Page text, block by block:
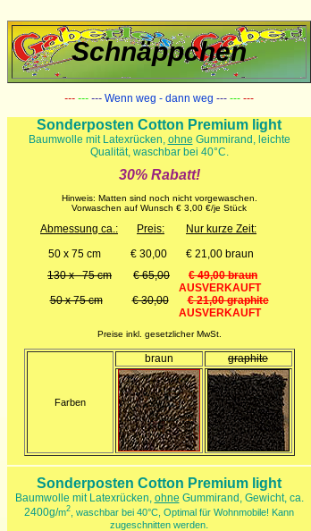
Schnäppchen
--- --- --- Wenn weg - dann weg --- --- ---
Sonderposten Cotton Premium light
Baumwolle mit Latexrücken, ohne Gummirand, leichte
Qualität, waschbar bei 40°C.
30% Rabatt!
Hinweis: Matten sind noch nicht vorgewaschen.
Vorwaschen auf Wunsch € 3,00 €/je Stück
Abmessung ca.: Preis:
Nur kurze Zeit:
50 x 75 cm € 30,00 € 21,00 braun
130 x 75 cm
€ 65,00
€ 49,00 braun
AUSVERKAUFT
50 x 75 cm
€ 30,00
€ 21,00 graphite
AUSVERKAUFT
Preise inkl. gesetzlicher MwSt.
Farben
braun graphite
Sonderposten Cotton Premium light
Baumwolle mit Latexrücken, ohne Gummirand, Gewicht, ca.
2400g/m2 , waschbar bei 40°C, Optimal für Wohnmobile! Kann
zugeschnitten werden